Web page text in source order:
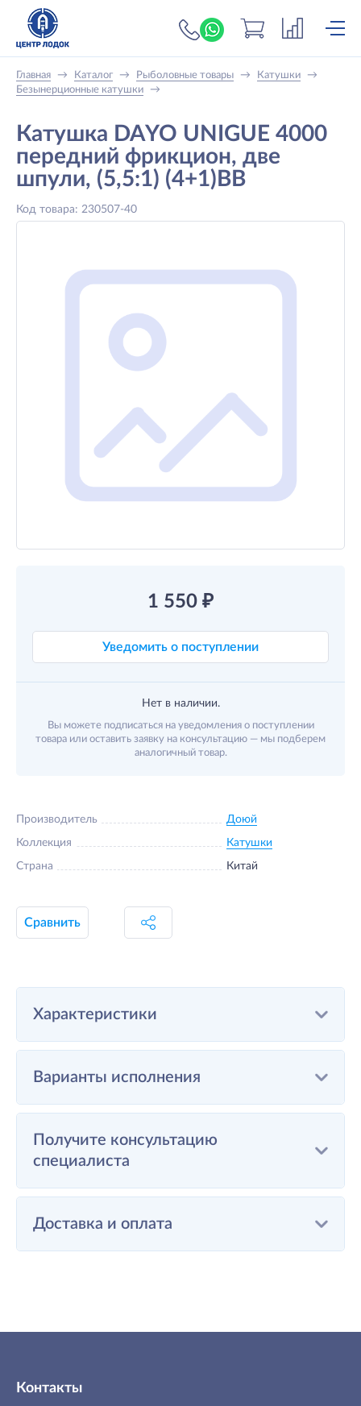
+7 (919) 698-56-
Главная → Каталог → Рыболовные товары → Катушки
→
Безынерционные катушки
→
Катушка DAYO UNIGUE 4000
передний фрикцион, две
шпули, (5,5:1) (4+1)ВВ
Код товара: 230507-40
1 550 ₽
Уведомить о поступлении
Нет в наличии.
Вы можете подписаться на уведомления о поступлении
товара или оставить заявку на консультацию — мы подберем
аналогичный товар.
Производитель Доюй
Коллекция Катушки
Страна Китай
Сравнить
Характеристики
Варианты исполнения
Получите консультацию
специалиста
Доставка и оплата
Контакты